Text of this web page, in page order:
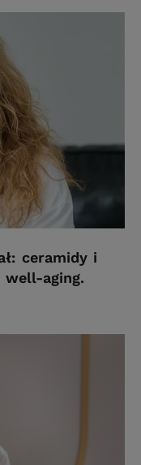
ceramidy i
aging.